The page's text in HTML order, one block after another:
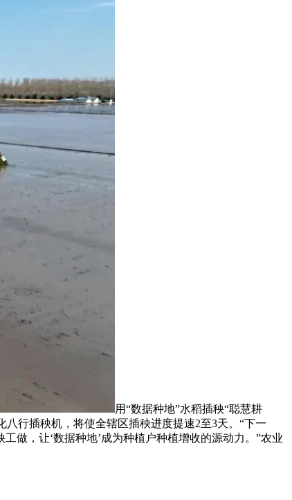
用“数据种地”水稻插秧“聪慧耕
行插秧机，将使全辖区插秧进度提速2至3天。“下一
做，让‘数据种地’成为种植户种植增收的源动力。”农业